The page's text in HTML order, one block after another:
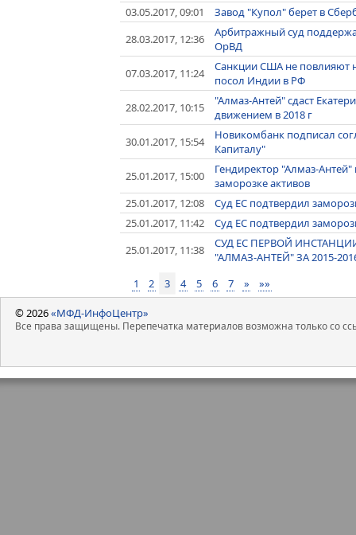
03.05.2017, 09:01
Завод "Купол" берет в
28.03.2017, 12:36
Арбитражный суд
ОрВД
07.03.2017, 11:24
Санкции США не повлияют
посол Индии в РФ
28.02.2017, 10:15
"Алмаз-Антей" сдаст
движением в 2018 г
30.01.2017, 15:54
Новикомбанк подписал
Капиталу"
25.01.2017, 15:00
Гендиректор "Алмаз-
заморозке активов
25.01.2017, 12:08
Суд ЕС подтвердил
25.01.2017, 11:42
Суд ЕС подтвердил
25.01.2017, 11:38
СУД ЕС ПЕРВОЙ
"АЛМАЗ-АНТЕЙ" ЗА 2015-
1
2 3 4 5 6 7 » »»
© 2026«МФД-ИнфоЦентр»
Все права защищены. Перепечатка материалов возможна только со